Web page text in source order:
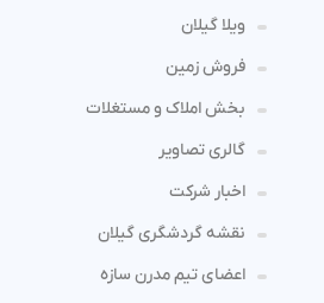
ویلا گیلان
فروش زمین
بخش املاک و مستغلات
گالری تصاویر
اخبار شرکت
نقشه گردشگری گیلان
اعضای تیم مدرن سازه